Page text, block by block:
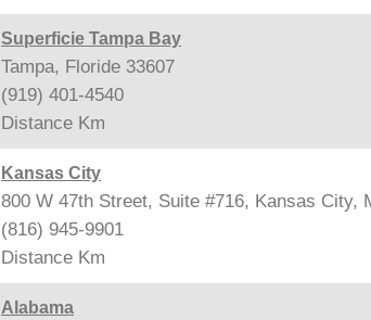
Superficie Tampa Bay
Tampa, Floride 33607
(919) 401-4540
Distance Km
Kansas City
800 W 47th Street, Suite #716, Kansas City,
(816) 945-9901
Distance Km
Alabama